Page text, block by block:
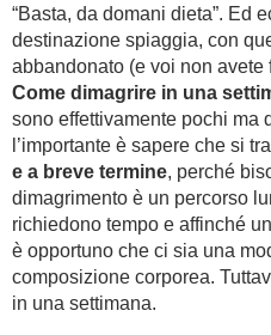
“Basta, da domani dieta”. Ed
destinazione spiaggia, con
abbandonato (e voi non
Come dimagrire in una
sono effettivamente pochi ma
l’importante è sapere che si
e a breve termine, perché
dimagrimento è un percorso
richiedono tempo e affinché
è opportuno che ci sia una
composizione corporea.
in una settimana.